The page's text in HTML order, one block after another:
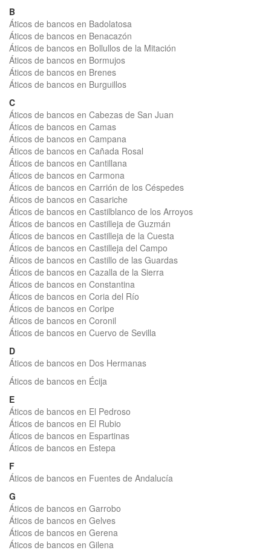
B
Áticos de bancos en Badolatosa
Áticos de bancos en Benacazón
Áticos de bancos en Bollullos de la Mitación
Áticos de bancos en Bormujos
Áticos de bancos en Brenes
Áticos de bancos en Burguillos
C
Áticos de bancos en Cabezas de San Juan
Áticos de bancos en Camas
Áticos de bancos en Campana
Áticos de bancos en Cañada Rosal
Áticos de bancos en Cantillana
Áticos de bancos en Carmona
Áticos de bancos en Carrión de los Céspedes
Áticos de bancos en Casariche
Áticos de bancos en Castilblanco de los Arroyos
Áticos de bancos en Castilleja de Guzmán
Áticos de bancos en Castilleja de la Cuesta
Áticos de bancos en Castilleja del Campo
Áticos de bancos en Castillo de las Guardas
Áticos de bancos en Cazalla de la Sierra
Áticos de bancos en Constantina
Áticos de bancos en Coria del Río
Áticos de bancos en Coripe
Áticos de bancos en Coronil
Áticos de bancos en Cuervo de Sevilla
D
Áticos de bancos en Dos Hermanas
Áticos de bancos en Écija
E
Áticos de bancos en El Pedroso
Áticos de bancos en El Rubio
Áticos de bancos en Espartinas
Áticos de bancos en Estepa
F
Áticos de bancos en Fuentes de Andalucía
G
Áticos de bancos en Garrobo
Áticos de bancos en Gelves
Áticos de bancos en Gerena
Áticos de bancos en Gilena